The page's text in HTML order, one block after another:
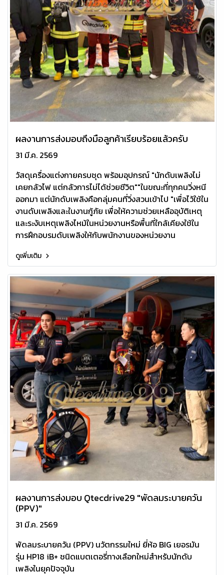
ผลงานการส่งมอบถึงมือลูกค้าเรียบร้อยแล้วครับ
31 มี.ค. 2569
‍วัสดุเครื่องแต่งกายครบชุด พร้อมอุปกรณ์ "นักดับเพลิงไม่
เคยกลัวไฟ แต่กลัวการไม่ได้ช่วยชีวิต""ในขณะที่ทุกคนวิ่งหนี
ออกมา แต่นักดับเพลิงคือกลุ่มคนที่วิ่งสวนเข้าไป "เพื่อไว้ใช้ใน
งานดับเพลิงและในงานกู้ภัย เพื่อให้ความช่วยเหลืออุบัติเหตุ
และระงับเหตุเพลิงไหม้ในหน่วยงานหรือพื้นที่ใกล้เคียงใช้ใน
การฝึกอบรมดับเพลิงให้กับพนักงานของหน่วยงาน
ดูเพิ่มเติม
ผลงานการส่งมอบ Qtecdrive29 "พัดลมระบายควัน
(PPV)"
31 มี.ค. 2569
พัดลมระบายควัน (PPV) นวัตกรรมใหม่ ยี่ห้อ BIG เยอรมัน
รุ่น HP18 iB+ ชนิดแบตเตอรี่ทางเลือกใหม่สำหรับนักดับ
เพลิงในยุคปัจจุบัน